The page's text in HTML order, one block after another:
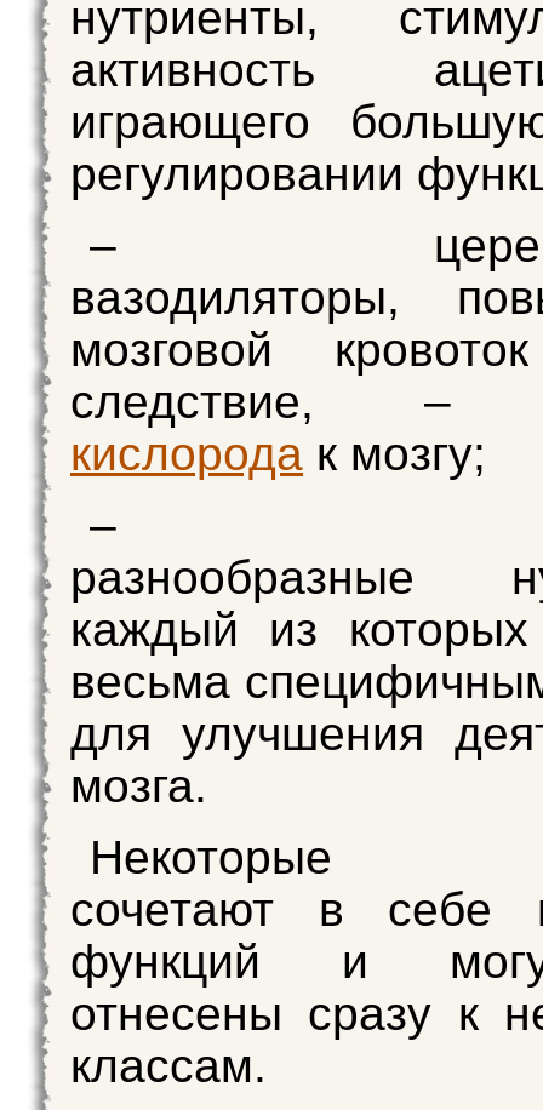
нутриенты,
активность
играющего
регулировании
–
вазодиляторы,
мозговой
следствие, –
кислорода к мозгу;
–
разнообразные
каждый из которых
весьма
для улучшения
мозга.
Некоторые
сочетают в себе
функций и
отнесены сразу к
классам.